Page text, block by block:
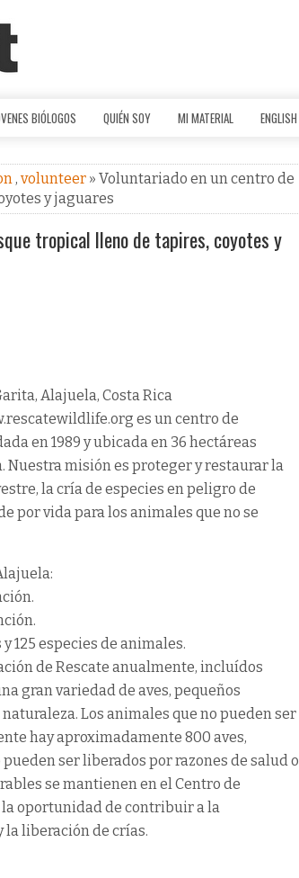
BIÓLOGOS QUIÉN SOY MI MATERIAL ENGLISH
, volunteer » Voluntariado en un centro de
y jaguares
tropical lleno de tapires, coyotes y
Alajuela, Costa Rica
es un centro de
en 1989 y ubicada en 36 hectáreas
Nuestra misión es proteger y restaurar la
la cría de especies en peligro de
por vida para los animales que no se
125 especies de animales.
de Rescate anualmente, incluídos
gran variedad de aves, pequeños
Los animales que no pueden ser
hay aproximadamente 800 aves,
ser liberados por razones de salud o
se mantienen en el Centro de
la oportunidad de contribuir a la
la liberación de crías.